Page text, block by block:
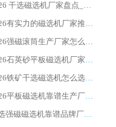
2026 干选磁选机厂家盘点_华体会手机网页版-华体会(中国) 靠谱品牌选型指南
2026有实力的磁选机厂家推荐_华体会手机网页版-华体会(中国) _行业标杆与优质厂商盘点
2026强磁滚筒生产厂家怎么选?行业口碑推荐华体会手机网页版-华体会(中国)
2026石英砂平板磁选机厂家推荐 华体会手机网页版-华体会(中国) 技术实力备受行业认可
2026铁矿干选磁选机怎么选?源头厂家华体会手机网页版-华体会(中国) ，用实力说话
2026平板磁选机靠谱生产厂家怎么选?行业标杆华体会手机网页版-华体会(中国) ，凭硬实力脱颖而出
水选强磁磁选机靠谱品牌厂家推荐：华体会手机网页版-华体会(中国) ，技术实力与口碑双在线